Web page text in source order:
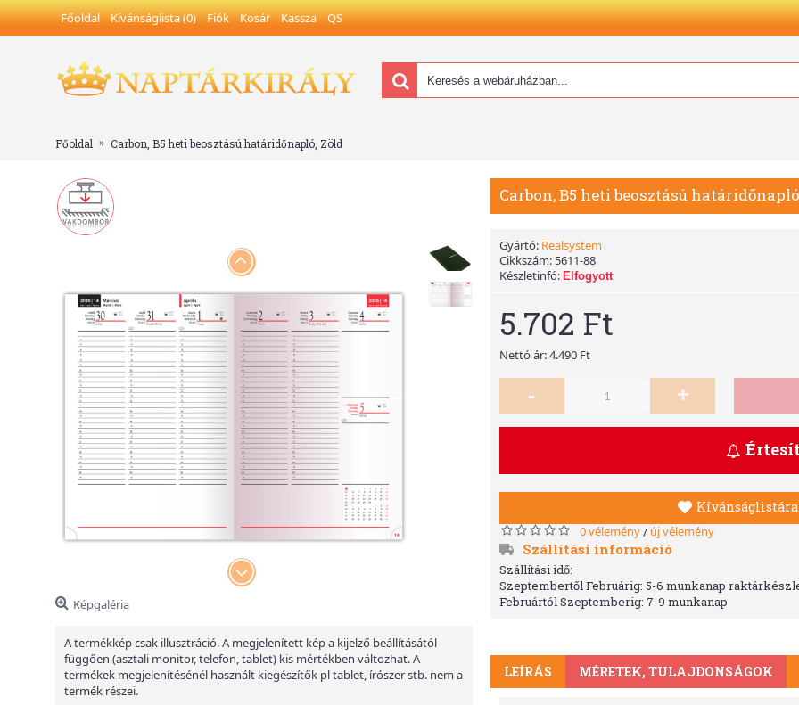
Főoldal Kívánságlista (0) Fiók Kosár Kassza QS
Főoldal Carbon, B5 heti beosztású határidőnapló, Zöld
Képgaléria
A termékkép csak illusztráció. A megjelenített kép a kijelző beállításától
függően (asztali monitor, telefon, tablet) kis mértékben változhat. A
termékek megjelenítésénél használt kiegészítők pl tablet, írószer stb. nem a
termék részei.
Carbon, B5 heti beosztású
Gyártó: Realsystem
Cikkszám: 5611-88
Készletinfó: Elfogyott
5.702 Ft
Nettó ár: 4.490 Ft
- +
Kívánságlistára
0 vélemény/ új vélemény
Szállítási információ
Szállítási idő:
Szeptembertől Februárig: 5-6 munkanap
Februártól Szeptemberig: 7-9 munkanap
LEÍRÁS MÉRETEK, TULAJDONSÁGOK